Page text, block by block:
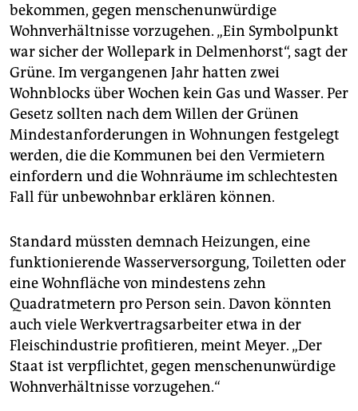
bekommen, gegen menschenunwürdige
Wohnverhältnisse vorzugehen. „Ein Symbolpunkt
war sicher der Wollepark in Delmenhorst“, sagt der
Grüne. Im vergangenen Jahr hatten zwei
Wohnblocks über Wochen kein Gas und Wasser. Per
Gesetz sollten nach dem Willen der Grünen
Mindestanforderungen in Wohnungen festgelegt
werden, die die Kommunen bei den Vermietern
einfordern und die Wohnräume im schlechtesten
Fall für unbewohnbar erklären können.
Standard müssten demnach Heizungen, eine
funktionierende Wasserversorgung, Toiletten oder
eine Wohnfläche von mindestens zehn
Quadratmetern pro Person sein. Davon könnten
auch viele Werkvertragsarbeiter etwa in der
Fleischindustrie profitieren, meint Meyer. „Der
Staat ist verpflichtet, gegen menschenunwürdige
Wohnverhältnisse vorzugehen.“